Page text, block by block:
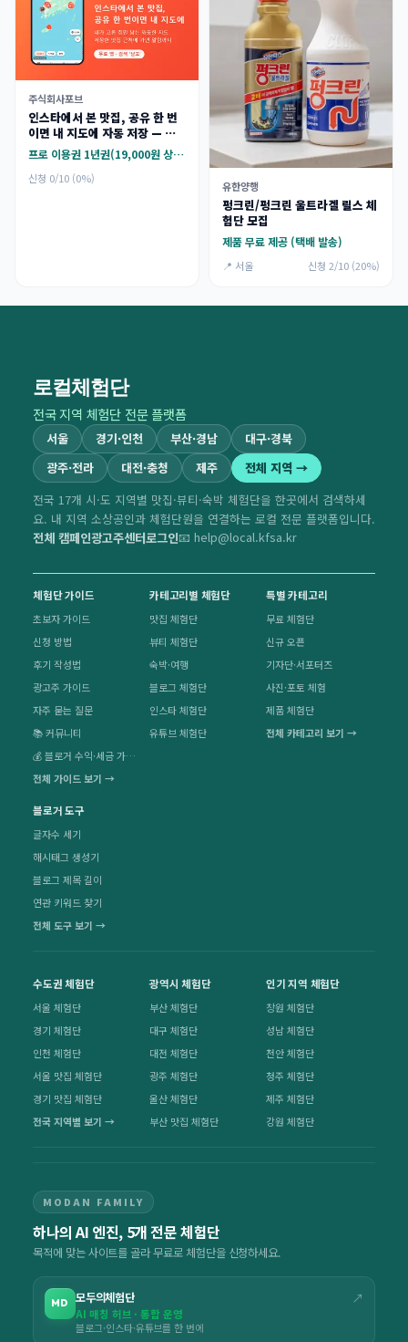
주식회사포브
인스타에서 본 맛집, 공유 한 번
이면 내 지도에 자동 저장 — 맛
집 지도 앱 '냠고' (프로 이용권
제공)
프로 이용권 1년권(19,000원 상당)
신청 0/10 (0%)
유한양행
펑크린/펑크린 울트라겔 릴스 체
험단 모집
제품 무료 제공 (택배 발송)
📍 서울 신청 2/10 (20%)
로컬체험단
전국 지역 체험단 전문 플랫폼
서울 경기·인천 부산·경남
대구·경북
광주·전라
대전·충청 제주
전체 지역 →
전국 17개 시·도 지역별 맛집·뷰티·숙박 체험단을 한곳에서 검색하세
요. 내 지역 소상공인과 체험단원을 연결하는 로컬 전문 플랫폼입니다.
전체 캠페인광고주센터로그인📧 help@local.kfsa.kr
체험단 가이드
초보자 가이드
신청 방법
후기 작성법
광고주 가이드
자주 묻는 질문
📚 커뮤니티
💰 블로거 수익·세금 가이드
전체 가이드 보기 →
카테고리별 체험단
맛집 체험단
뷰티 체험단
숙박·여행
블로그 체험단
인스타 체험단
유튜브 체험단
특별 카테고리
무료 체험단
신규 오픈
기자단·서포터즈
사진·포토 체험
제품 체험단
전체 카테고리 보기 →
블로거 도구
글자수 세기
해시태그 생성기
블로그 제목 길이
연관 키워드 찾기
전체 도구 보기 →
수도권 체험단
서울 체험단
경기 체험단
인천 체험단
서울 맛집 체험단
경기 맛집 체험단
전국 지역별 보기 →
광역시 체험단
부산 체험단
대구 체험단
대전 체험단
광주 체험단
울산 체험단
부산 맛집 체험단
인기 지역 체험단
창원 체험단
성남 체험단
천안 체험단
청주 체험단
제주 체험단
강원 체험단
MODAN FAMILY
하나의 AI 엔진, 5개 전문 체험단
목적에 맞는 사이트를 골라 무료로 체험단을 신청하세요.
MD 모두의체험단 ↗
AI 매칭 허브 · 통합 운영
블로그·인스타·유튜브를 한 번에